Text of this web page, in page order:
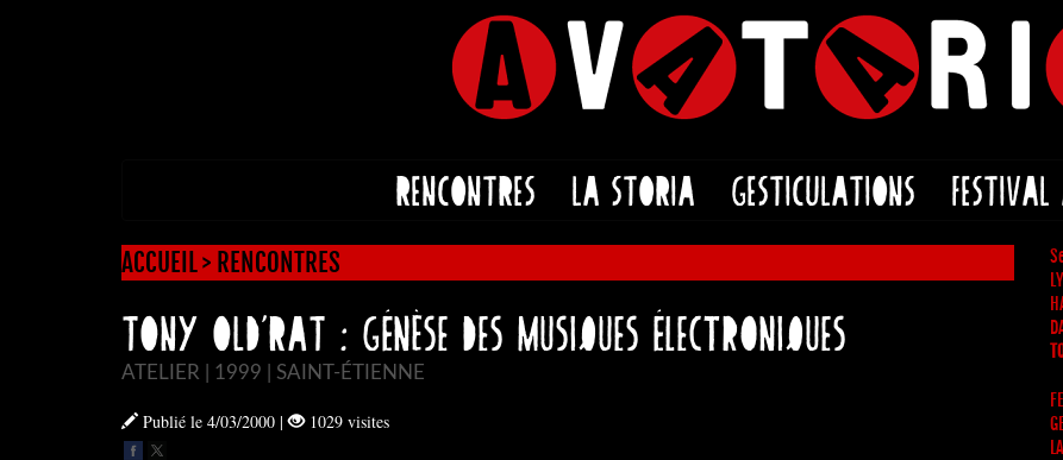
RENCONTRES LA STORIA GESTICULATIONS
ACCUEIL> RENCONTRES
TONY OLD’RAT : Génèse des musiques électroniques
ATELIER | 1999 | SAINT-ÉTIENNE
Publié le 4/03/2000 | 1029 visites